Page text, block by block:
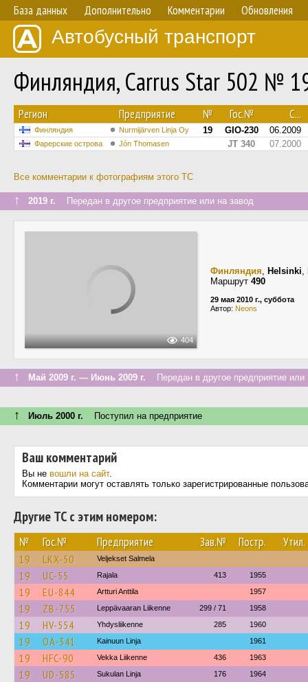
База данных Дополнительно Комментарии Обновления
Автобусный транспорт
Финляндия, Carrus Star 502 №
Регион Предприятие № Гос.№ С...
Финляндия Nurmijärven Linja Oy 19 GIO-230 06.2009
Фарерские острова Jón Thomasen JT 340 07.2000
Все комментарии к фотографиям этого ТС
↑ 2019 г. Передан в другое предприятие или на завод
404
Финляндия, Helsinki,
Маршрут 490
29 мая 2010 г., суббота
Автор: Neons
↑ Май 2009 г. — Июнь 2009 г. Передан в другое предприятие или
↑ Июль 2000 г. Поступил на предприятие
Ваш комментарий
Вы не вошли на сайт.
Комментарии могут оставлять только зарегистрированные
Другие ТС с этим номером:
№ Гос.№ Предприятие Зав.№ Постр. Утил.
19 LKX-50 Veljekset Salmela
19 UC-55 Rajala 413 1955
19 EU-844 Artturi Anttila 1957
19 ZB-755 Leppävaaran Liikenne 299 / 71 1958
19 HV-554 Yhdysliikenne 285 1960
19 OÄ-341 Kainuun Linja 1961
19 HFC-90 Vekka Liikenne 436 1963
19 UD-585 Sukulan Linja 176 1964